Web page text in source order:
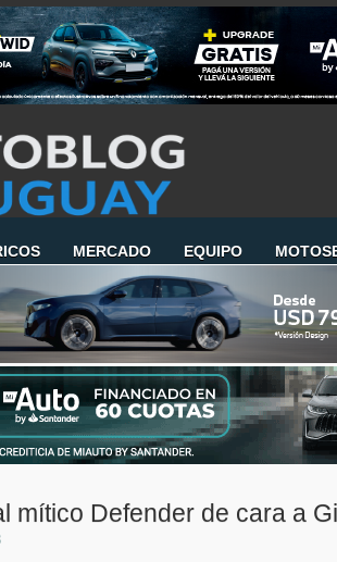
MERCADO EQUIPO
mítico Defender de cara a